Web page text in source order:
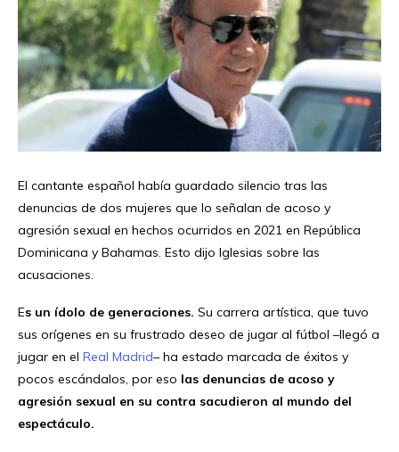
El cantante español había guardado silencio tras las
denuncias de dos mujeres que lo señalan de acoso y
agresión sexual en hechos ocurridos en 2021 en República
Dominicana y Bahamas. Esto dijo Iglesias sobre las
acusaciones.
Es un ídolo de generaciones. Su carrera artística, que tuvo
sus orígenes en su frustrado deseo de jugar al fútbol –llegó a
jugar en el Real Madrid– ha estado marcada de éxitos y
pocos escándalos, por eso las denuncias de acoso y
agresión sexual en su contra sacudieron al mundo del
espectáculo.